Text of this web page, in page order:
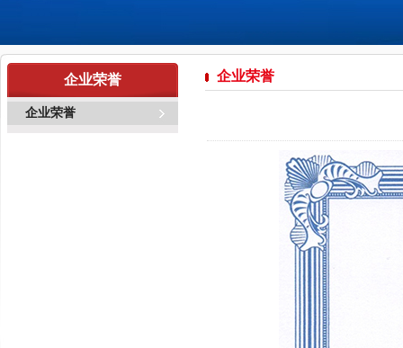
企业荣誉
企业荣誉
企业荣誉